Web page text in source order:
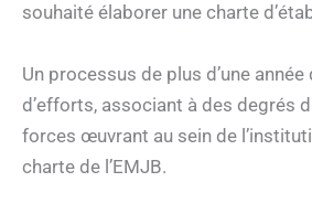
souhaité élaborer une charte
Un processus de plus d’une
d’efforts, associant à des degrés
forces œuvrant au sein de
charte de l’EMJB.